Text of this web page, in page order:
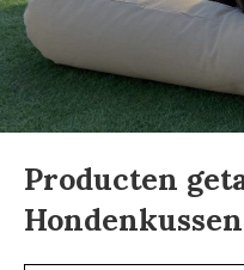
Producten